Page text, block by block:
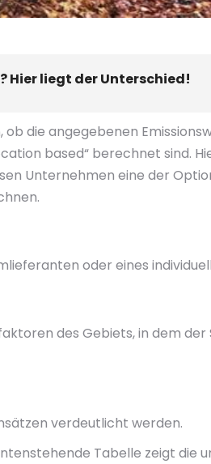
Hier liegt der Unterschied!
die angegebenen
based“ berechnet sind.
Unternehmen eine der
oder eines
des Gebiets, in dem
verdeutlicht werden.
Tabelle zeigt die